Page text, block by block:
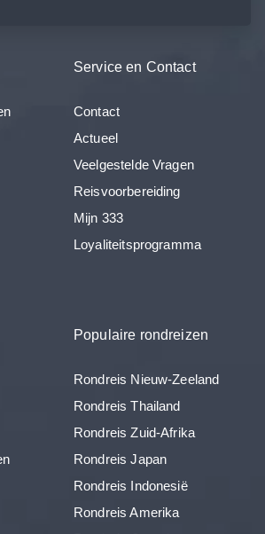
Service en Contact
Contact
Actueel
Veelgestelde Vragen
Reisvoorbereiding
Mijn 333
Loyaliteitsprogramma
Populaire rondreizen
Rondreis Nieuw-Zeeland
Rondreis Thailand
Rondreis Zuid-Afrika
Rondreis Japan
Rondreis Indonesië
Rondreis Amerika